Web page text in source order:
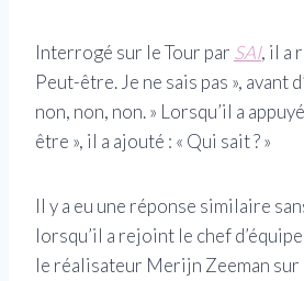
Interrogé sur le Tour par SAI, il a
Peut-être. Je ne sais pas », avant
non, non, non. » Lorsqu’il a
être », il a ajouté : « Qui sait ? »
Il y a eu une réponse similaire
lorsqu’il a rejoint le chef
le réalisateur Merijn Zeeman sur